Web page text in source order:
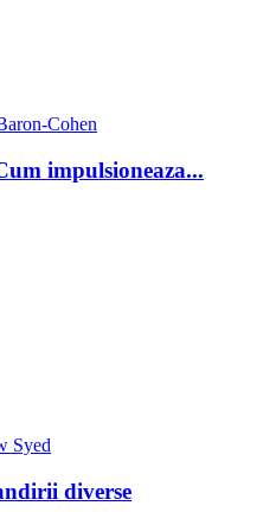
Cohen
impulsioneaza...
Syed
diverse